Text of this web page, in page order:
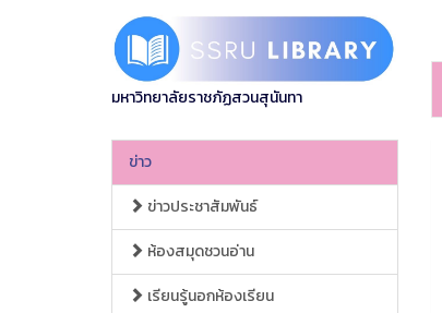
มหาวิทยาลัยราชภัฏสวนสุนันทา
ข่าว
ข่าวประชาสัมพันธ์
ห้องสมุดชวนอ่าน
เรียนรู้นอกห้องเรียน